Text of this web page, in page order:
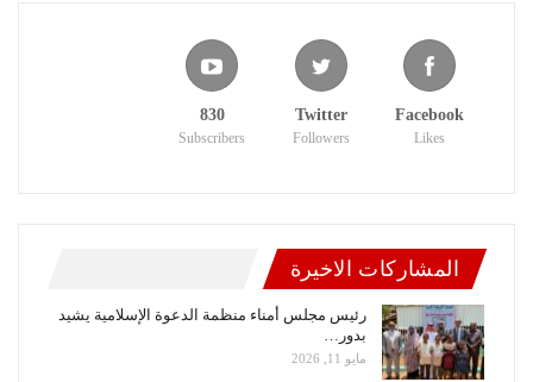
Facebook
Likes
Twitter
Followers
830
Subscribers
المشاركات الاخيرة
رئيس مجلس أمناء منظمة الدعوة الإسلامية يشيد
بدور…
مايو 11, 2026